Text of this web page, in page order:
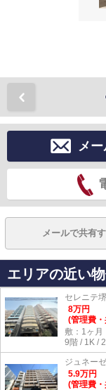
メ
メールで共有
エリアの近い
セレニテ
8万円
(管理費
敷：1ヶ月
9階 / 1K /
ジュネー
5.9万円
(管理費